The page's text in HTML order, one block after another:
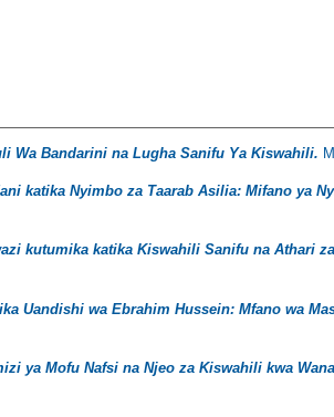
Wa Bandarini na Lugha Sanifu Ya Kiswahili.
katika Nyimbo za Taarab Asilia: Mifano ya
kutumika katika Kiswahili Sanifu na Athari
Uandishi wa Ebrahim Hussein: Mfano wa
ya Mofu Nafsi na Njeo za Kiswahili kwa